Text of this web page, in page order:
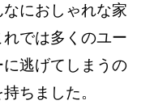
におしゃれな家
では多くのユー
逃げてしまうの
ちました。